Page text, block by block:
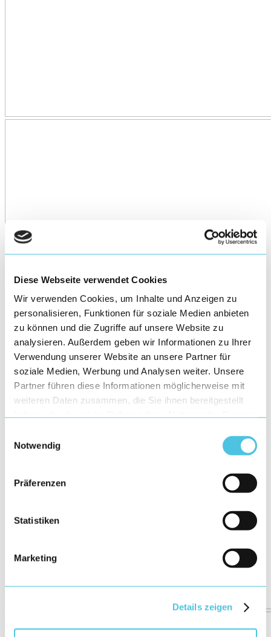
Diese Webseite verwendet Cookies
Wir verwenden Cookies, um Inhalte und Anzeigen zu
personalisieren, Funktionen für soziale Medien anbieten
zu können und die Zugriffe auf unsere Website zu
analysieren. Außerdem geben wir Informationen zu Ihrer
Verwendung unserer Website an unsere Partner für
soziale Medien, Werbung und Analysen weiter. Unsere
Partner führen diese Informationen möglicherweise mit
weiteren Daten zusammen, die Sie ihnen bereitgestellt
Notwendig
Präferenzen
Statistiken
Marketing
Details zeigen